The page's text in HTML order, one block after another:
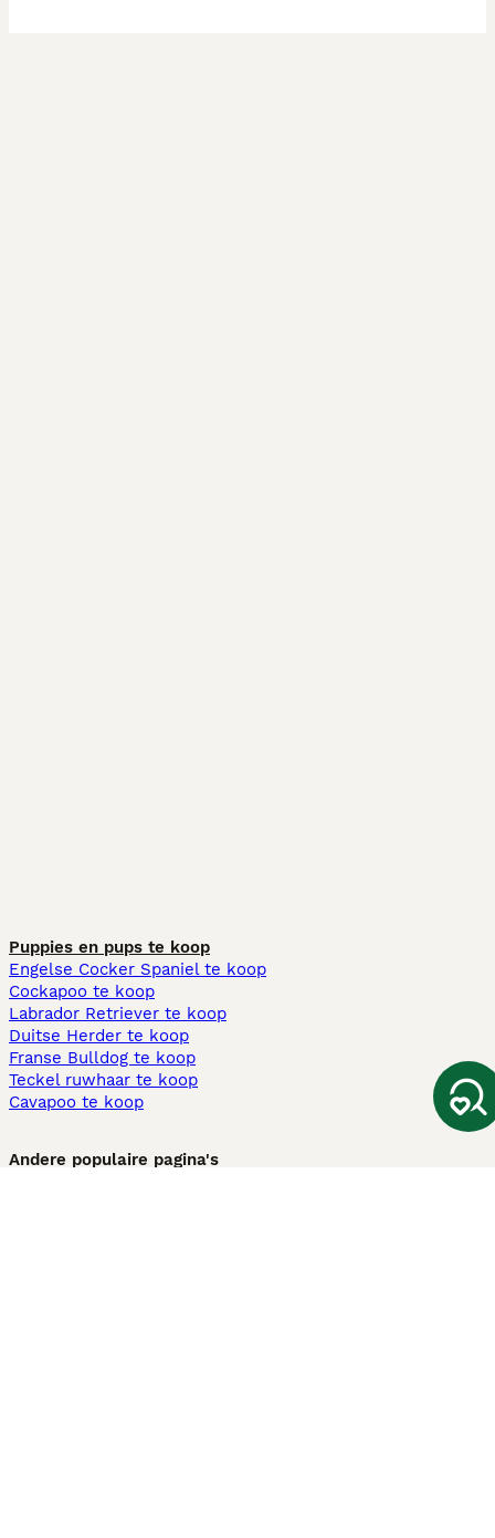
Puppies en pups te koop
Engelse Cocker Spaniel te koop
Cockapoo te koop
Labrador Retriever te koop
Duitse Herder te koop
Franse Bulldog te koop
Teckel ruwhaar te koop
Cavapoo te koop
Andere populaire pagina's